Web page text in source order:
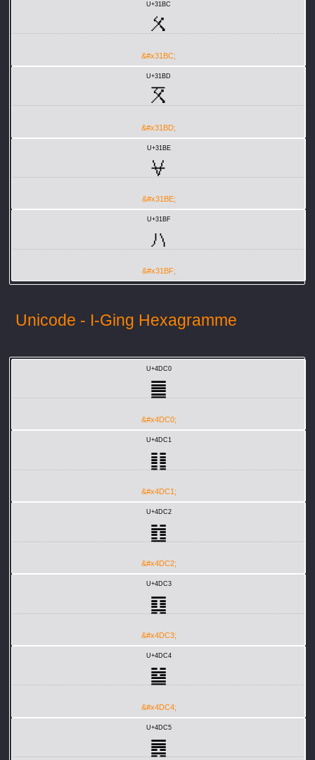
U+31BC
ㆼ
&#x31BC;
U+31BD
ㆽ
&#x31BD;
U+31BE
ㆾ
&#x31BE;
U+31BF
ㆿ
&#x31BF;
Unicode - I-Ging Hexagramme
U+4DC0
䷀
&#x4DC0;
U+4DC1
䷁
&#x4DC1;
U+4DC2
䷂
&#x4DC2;
U+4DC3
䷃
&#x4DC3;
U+4DC4
䷄
&#x4DC4;
U+4DC5
䷅